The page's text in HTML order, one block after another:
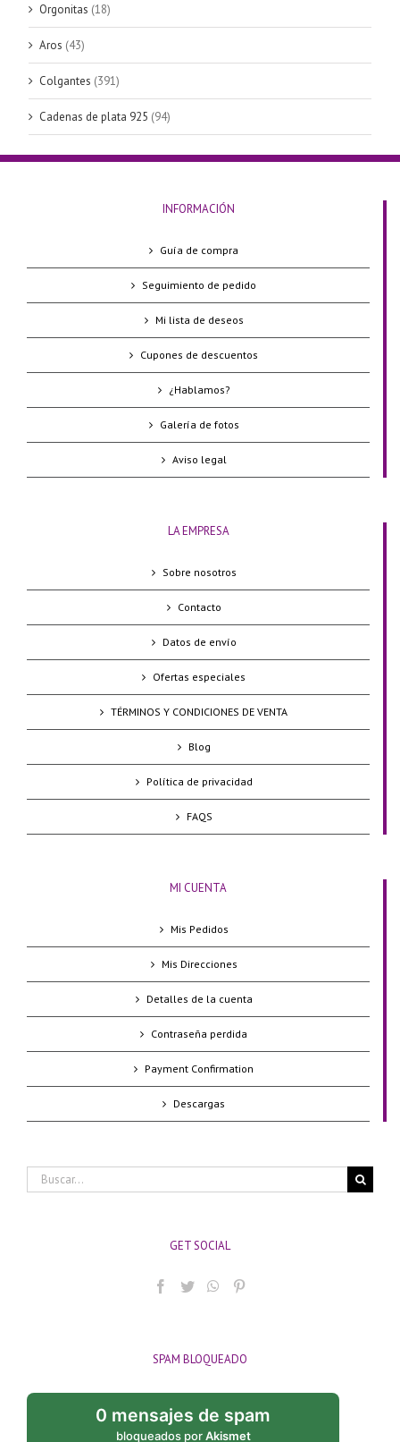
Orgonitas (18)
Aros (43)
Colgantes (391)
Cadenas de plata 925 (94)
INFORMACIÓN
Guía de compra
Seguimiento de pedido
Mi lista de deseos
Cupones de descuentos
¿Hablamos?
Galería de fotos
Aviso legal
LA EMPRESA
Sobre nosotros
Contacto
Datos de envío
Ofertas especiales
TÉRMINOS Y CONDICIONES DE VENTA
Blog
Política de privacidad
FAQS
MI CUENTA
Mis Pedidos
Mis Direcciones
Detalles de la cuenta
Contraseña perdida
Payment Confirmation
Descargas
Buscar:
GET SOCIAL
SPAM BLOQUEADO
0 mensajes de spam
bloqueados porAkismet